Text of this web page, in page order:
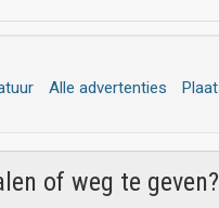
Alle advertenties
of weg te geven?